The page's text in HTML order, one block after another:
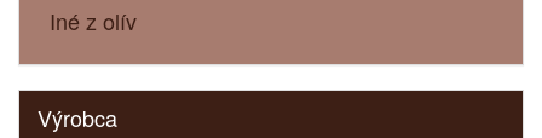
Iné z olív
Výrobca